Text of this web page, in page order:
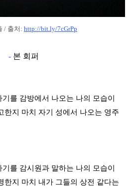
/ 출처: http://bit.ly/7cGrPp
-본 회퍼
를 감방에서 나오는 나의 모습이
한지 마치 자기 성에서 나오는 영주
를 감시원과 말하는 나의 모습이
한지 마치 내가 그들의 상전 같다는